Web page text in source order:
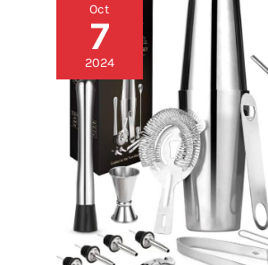
Oct
7
2024